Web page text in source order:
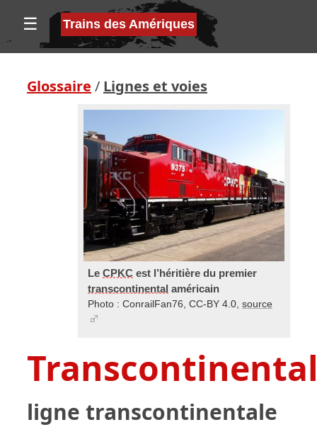
☰ Trains des Amériques
Glossaire / Lignes et voies
Le CPKC est l’héritière du premier
transcontinental américain
Photo : ConrailFan76, CC-BY 4.0, source
ligne transcontinentale